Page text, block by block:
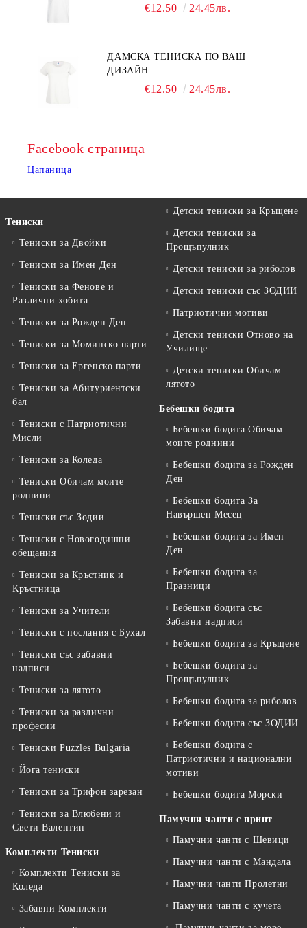
€12.50 24.45лв.
ДАМСКА ТЕНИСКА ПО ВАШ
ДИЗАЙН
€12.50 24.45лв.
Facebook страница
Цапаница
Тениски
Тениски за Двойки
Тениски за Имен Ден
Тениски за Фенове и
Различни хобита
Тениски за Рожден Ден
Тениски за Mоминско парти
Тениски за Eргенско парти
Тениски за Aбитуриентски
бал
Тениски с Патриотични
Мисли
Тениски за Коледа
Тениски Обичам моите
роднини
Тениски със Зодии
Тениски с Новогодишни
обещания
Тениски за Кръстник и
Кръстница
Тениски за Учители
Тениски с послания с Бухал
Тениски със забавни
надписи
Тениски за лятото
Тениски за различни
професии
Тениски Puzzles Bulgaria
Йога тениски
Тениски за Трифон зарезан
Тениски за Влюбени и
Свети Валентин
Комплекти Тениски
Комплекти Тениски за
Коледа
Забавни Комплекти
Детски тениски за Кръщене
Детски тениски за
Прощъпулник
Детски тениски за риболов
Детски тениски със ЗОДИИ
Патриотични мотиви
Детски тениски Отново на
Училище
Детски тениски Обичам
лятото
Бебешки бодита
Бебешки бодита Обичам
моите роднини
Бебешки бодита за Рожден
Ден
Бебешки бодита За
Навършен Месец
Бебешки бодита за Имен
Ден
Бебешки бодита за
Празници
Бебешки бодита със
Забавни надписи
Бебешки бодита за Кръщене
Бебешки бодита за
Прощъпулник
Бебешки бодита за риболов
Бебешки бодита със ЗОДИИ
Бебешки бодита с
Патриотични и национални
мотиви
Бебешки бодита Морски
Памучни чанти с принт
Памучни чанти с Шевици
Памучни чанти с Мандала
Памучни чанти Пролетни
Памучни чанти с кучета